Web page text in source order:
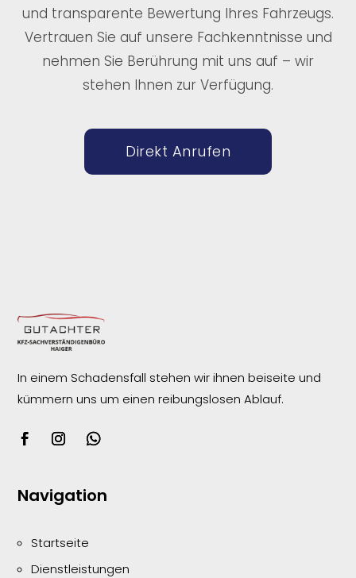
und transparente Bewertung Ihres Fahrzeugs.
Vertrauen Sie auf unsere Fachkenntnisse und
nehmen Sie Berührung mit uns auf – wir
stehen Ihnen zur Verfügung.
Direkt Anrufen
In einem Schadensfall stehen wir ihnen beiseite und
kümmern uns um einen reibungslosenAblauf.
Navigation
Startseite
Dienstleistungen